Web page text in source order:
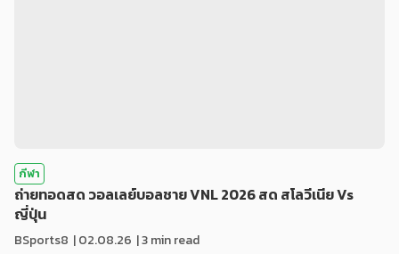
กีฬา
ถ่ายทอดสด วอลเลย์บอลชาย VNL 2026 สด สโลวีเนีย Vs
ญี่ปุ่น
BSports8 |02.08.26 | 3 min read